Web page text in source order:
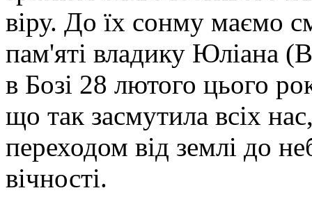
віру. До їх сонму маємо
пам'яті владику Юліана
в Бозі 28 лютого цього
що так засмутила всіх
переходом від землі до
вічності.